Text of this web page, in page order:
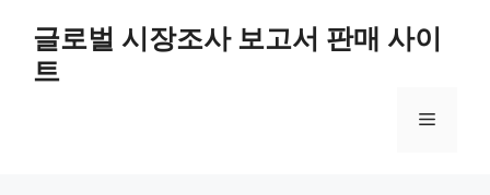
content
글로벌 시장조사 보고서 판매 사이
트
Menu